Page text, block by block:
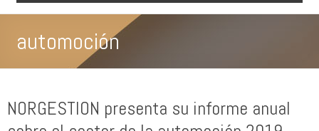
automoción
NORGESTION presenta su informe anual